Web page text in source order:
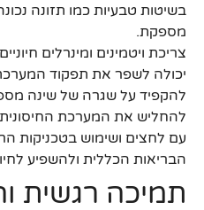
בשיטות טבעיות כמו תזונה
מספקת.
יכולה לשפר את תפקוד
להקפיד על שגרה של שינה
להחליש את המערכת
עם לחצים ושימוש בטכניקות
הבריאות הכללית ולהשפיע
תמיכה רגשית